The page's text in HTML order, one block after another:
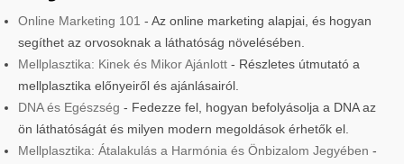
Online Marketing 101 - Az online marketing alapjai, és hogyan
segíthet az orvosoknak a láthatóság növelésében.
Mellplasztika: Kinek és Mikor Ajánlott - Részletes útmutató a
mellplasztika előnyeiről és ajánlásairól.
DNA és Egészség - Fedezze fel, hogyan befolyásolja a DNA az
ön láthatóságát és milyen modern megoldások érhetők el.
Mellplasztika: Átalakulás a Harmónia és Önbizalom Jegyében -